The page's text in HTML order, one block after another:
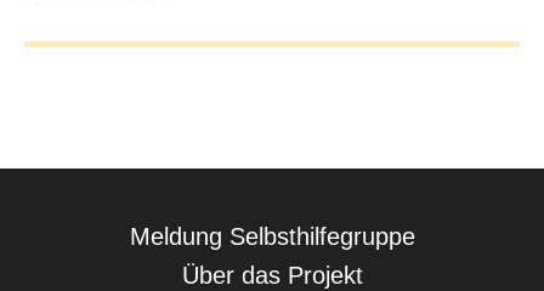
Navigation
überspringen
Meldung Selbsthilfegruppe
Über das Projekt